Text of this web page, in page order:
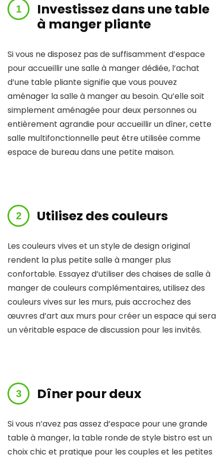
Investissez dans une table
à manger pliante
Si vous ne disposez pas de suffisamment d’espace
pour accueillir une salle à manger dédiée, l’achat
d’une table pliante signifie que vous pouvez
aménager la salle à manger au besoin. Qu’elle soit
simplement aménagée pour deux personnes ou
entièrement agrandie pour accueillir un dîner, cette
salle multifonctionnelle peut être utilisée comme
espace de bureau dans une petite maison.
Utilisez des couleurs
Les couleurs vives et un style de design original
rendent la plus petite salle à manger plus
confortable. Essayez d’utiliser des chaises de salle à
manger de couleurs complémentaires, utilisez des
couleurs vives sur les murs, puis accrochez des
œuvres d’art aux murs pour créer un espace qui sera
un véritable espace de discussion pour les invités.
Dîner pour deux
Si vous n’avez pas assez d’espace pour une grande
table à manger, la table ronde de style bistro est un
choix chic et pratique pour les couples et les petites